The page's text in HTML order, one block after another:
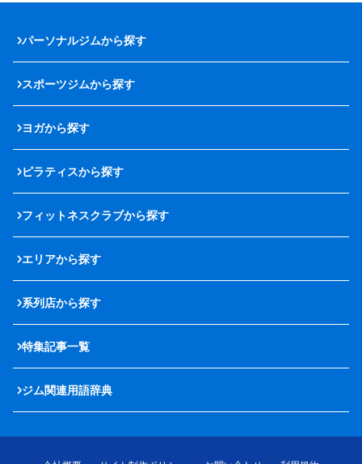
パーソナルジムから探す
スポーツジムから探す
ヨガから探す
ピラティスから探す
フィットネスクラブから探す
エリアから探す
系列店から探す
特集記事一覧
ジム関連用語辞典